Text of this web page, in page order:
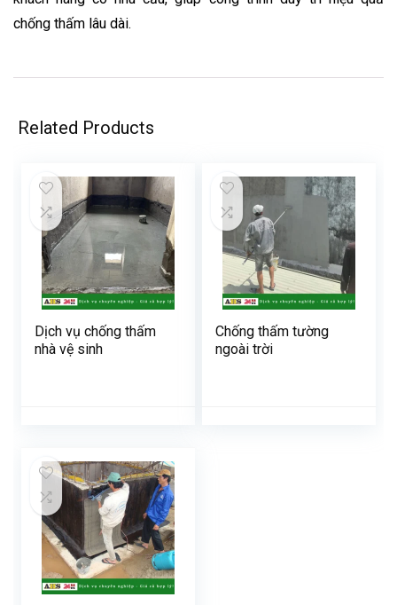
chống thấm lâu dài.
Related Products
Dịch vụ chống thấm
nhà vệ sinh
Chống thấm tường
ngoài trời